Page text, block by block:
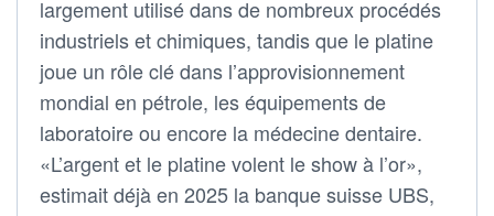
largement utilisé dans de nombreux procédés
industriels et chimiques, tandis que le platine
joue un rôle clé dans l’approvisionnement
mondial en pétrole, les équipements de
laboratoire ou encore la médecine dentaire.
«L’argent et le platine volent le show à l’or»,
estimait déjà en 2025 la banque suisse UBS,